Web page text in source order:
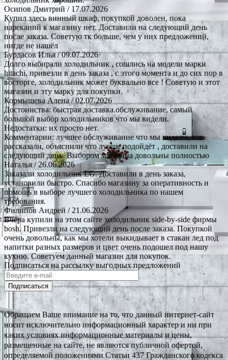
Осипов Дмитрий / 17.07.2026
Купил здесь винный шкаф, покупкой доволен, пока
нареканий к магазину нет. Доставили на следующий день
после заказа. Советую тк больше, чем у них предложений,
нигде не нашёл
Бурдасов Илья/ 09.07.2026
Долго выбирали холодильник , сошлись на модели марки
hitachi, привезли в день заказа , с этого момента и до сих пор в
восторге, холодильник может буквально все ! Советую и этот
магазин и эту марку для покупки.
Кормышева Алена/ 02.07.2026
Достоинства: быстрая доставка.обслуживание, самый
большой выбор холодильников что мы видели.
Недостатки: их просто нет.
Комментарии: лучшее обслуживание что мы видели, все
рассказали, объяснили что лучше подойдёт , доставили на
следующий день. Выбором магазина довольны полностью
Наталья/ 26.06.2026
Заказали холодильник LG. Доставили в день заказа,
установили быстро. Спасибо магазину за оперативность и
помощь в выборе лучшего холодильника по нашем
требования.
Филипов Андрей / 21.06.2026
Вчера купили на этом сайте холодильник side-by-side фирмы
bosh. Привезли на следующий день после заказа. Покупкой
очень довольны, как мы хотели выкидывает в стакан лед под
напитки разных размеров и цвет очень подошел под нашу
кухню. Советуем данный магазин для покупок.
Подписаться на рассылку выгодных предложений
Подписаться
Обращаем Ваше внимание на то, что данный интернет-сайт
носит исключительно информационный характер и ни при
каких условиях информационные материалы и цены,
размещенные на сайте, не являются публичной офертой,
определяемой положениями Статьи 437 Гражданского кодекса